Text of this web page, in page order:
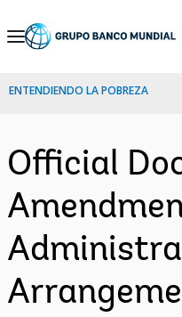
Skip
Navigation
ENTENDIENDO LA POBREZA
Official